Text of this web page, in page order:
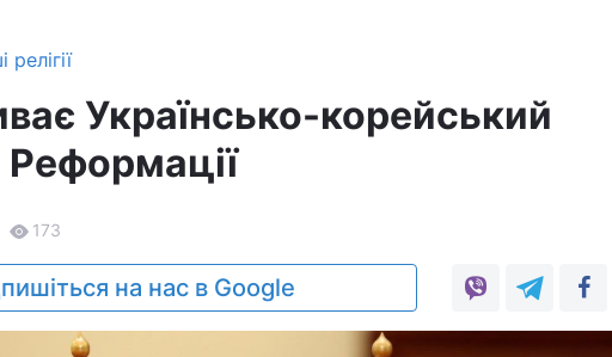
релігії
Українсько-корейський
173
на нас в Google